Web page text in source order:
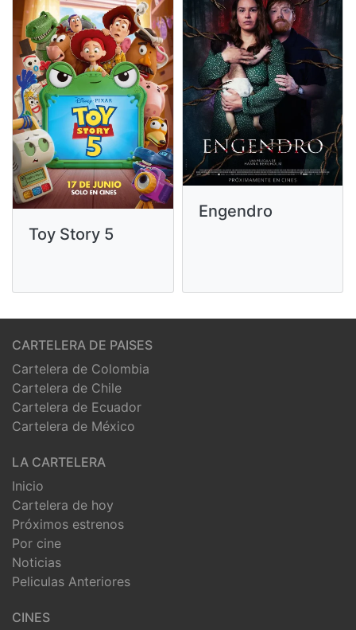
Toy Story 5
Engendro
CARTELERA DE PAISES
Cartelera de Colombia
Cartelera de Chile
Cartelera de Ecuador
Cartelera de México
LA CARTELERA
Inicio
Cartelera de hoy
Próximos estrenos
Por cine
Noticias
Peliculas Anteriores
CINES